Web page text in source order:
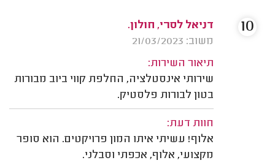
דניאל לסרי, חולון.
משוב: 21/03/2023
תיאור השירות:
שירותי אינסטלציה, החלפת קווי ביוב מבורות
בטון לבורות פלסטיק.
חוות דעת:
אלוף! עשיתי איתו המון פרויקטים. הוא סופר
מקצועי, אלוף, אכפתי וסבלני.
10